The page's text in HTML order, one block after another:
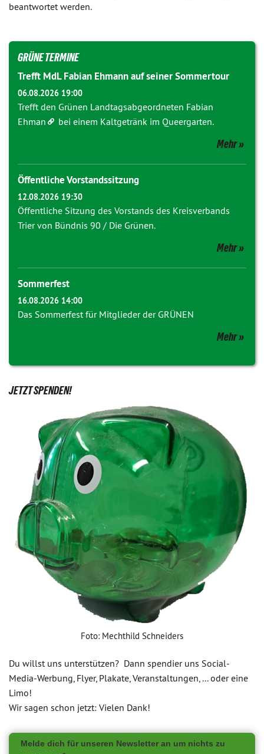
beantwortet werden.
GRÜNE TERMINE
Trefft MdL Fabian Ehmann auf seiner Sommertour
06.08.2026 19:00
Trefft den Grünen Landtagsabgeordneten Fabian
Ehman
bei einem Kaltgetränk im Queergarten.
Mehr
Öffentliche Vorstandssitzung
12.08.2026 19:30
Öffentliche Sitzung des Vorstands des Kreisverbands
Trier von Bündnis 90 / Die Grünen.
Mehr
Sommerfest
16.08.2026 14:00
Das Sommerfest für Mitglieder der GRÜNEN
Mehr
JETZT SPENDEN!
Foto: Mechthild Schneiders
Du willst uns unterstützen? Dann spendier uns Social-
Media-Werbung, Flyer, Plakate, Veranstaltungen, ... oder eine
Limo!
Wir sagen schon jetzt: Vielen Dank!
Melde dich für unseren Newsletter an um nichts zu